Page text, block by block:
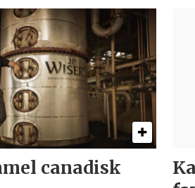
canadisk